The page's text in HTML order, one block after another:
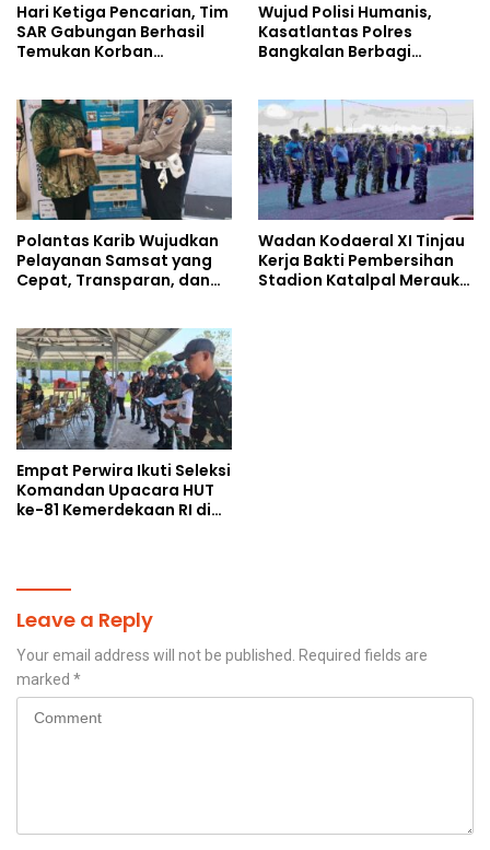
Hari Ketiga Pencarian, Tim
SAR Gabungan Berhasil
Temukan Korban
Wujud Polisi Humanis,
Kasatlantas Polres
Bangkalan Berbagi
Ahmad Ibrahim
Polantas Karib Wujudkan
Pelayanan Samsat yang
Cepat, Transparan, dan
Wadan Kodaeral XI Tinjau
Kerja Bakti Pembersihan
Stadion Katalpal Merauke,
Empat Perwira Ikuti Seleksi
Komandan Upacara HUT
ke-81 Kemerdekaan RI di
Leave a Reply
Your email address will not be published.
Required fields are
marked *